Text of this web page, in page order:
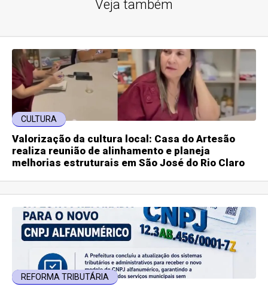
Veja também
CULTURA
Valorização da cultura local: Casa do Artesão
realiza reunião de alinhamento e planeja
melhorias estruturais em São José do Rio Claro
REFORMA TRIBUTÁRIA